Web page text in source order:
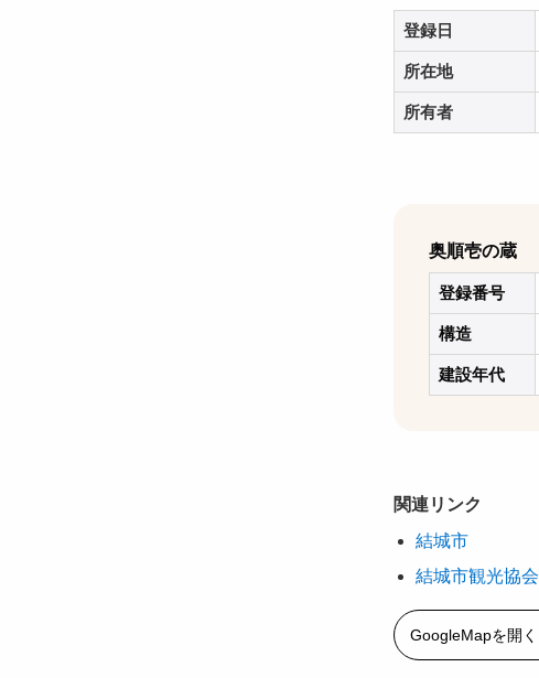
登録日
所在地
所有者
奥順壱の蔵
登録番号
構造
建設年代
関連リンク
結城市
結城市観光協会
GoogleMapを開く